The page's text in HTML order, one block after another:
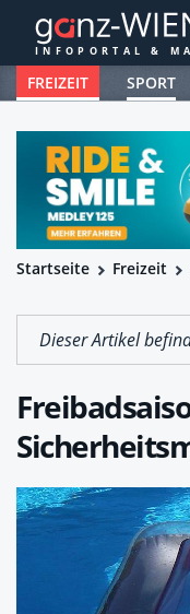
FREIZEIT SPORT
Startseite Freizeit
Dieser Artikel